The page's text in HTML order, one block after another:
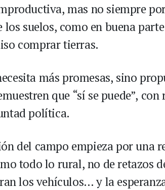
mas no siempre
suelos, como en buena
comprar tierras.
más promesas, sino
que “sí se puede”, con
política.
del campo empieza por una
todo lo rural, no de retazos
los vehículos… y la